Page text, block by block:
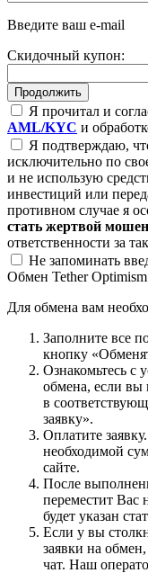
Введите ваш e-mail
Скидочный купон:
Я прочитал и
AML/KYC и
Я подтверждаю,
исключительно по
и не использую
инвестиций или
противном случае я
стать жертвой
ответственности за
Не запоминать
Обмен Tether
Для обмена вам
Заполните все
кнопку
Ознакомьтесь с
обмена, если вы
в
заявку».
Оплатите
необходимой
сайте.
После
переместит Вас
будет указан
Если у вы
заявки на
чат. Наш